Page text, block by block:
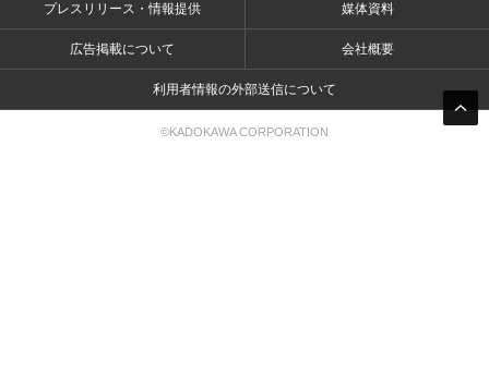
プレスリリース・情報提供 媒体資料
広告掲載について 会社概要
利用者情報の外部送信について
©KADOKAWA CORPORATION